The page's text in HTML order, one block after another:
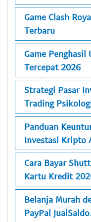
Game Clash
Terbaru
Game Penghasil
Tercepat 2026
Strategi Pasar
Trading
Panduan
Investasi Kripto
Cara Bayar
Kartu Kredit
Belanja Murah
PayPal